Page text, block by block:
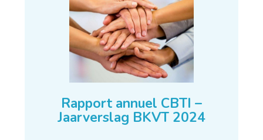
Rapport annuel CBTI –
Jaarverslag BKVT 2024